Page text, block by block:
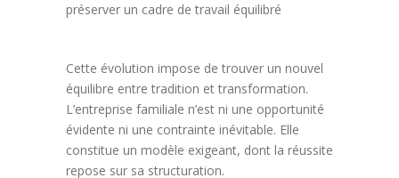
préserver un cadre de travail équilibré
Cette évolution impose de trouver un nouvel
équilibre entre tradition et transformation.
L’entreprise familiale n’est ni une opportunité
évidente ni une contrainte inévitable. Elle
constitue un modèle exigeant, dont la réussite
repose sur sa structuration.